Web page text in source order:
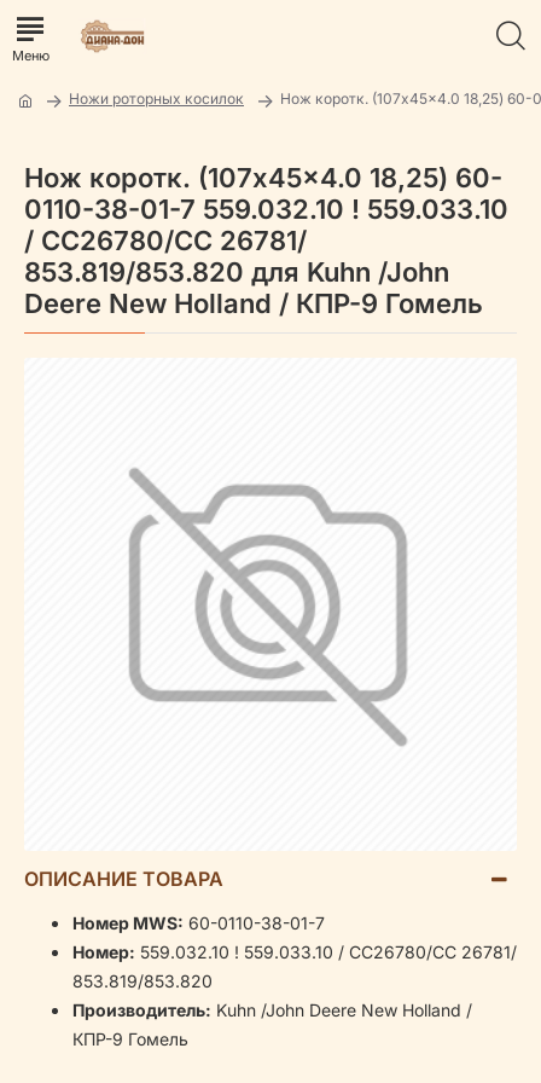
Ножи роторных косилок Нож коротк. (107x45x4.0 18,25) 60-
Нож коротк. (107x45x4.0 18,25) 60-
0110-38-01-7 559.032.10 ! 559.033.10
/ CC26780/СС 26781/
853.819/853.820 для Kuhn /John
Deere New Holland / КПР-9 Гомель
ОПИСАНИЕ ТОВАРА
Номер MWS: 60-0110-38-01-7
Номер: 559.032.10 ! 559.033.10 / CC26780/СС 26781/
853.819/853.820
Производитель: Kuhn /John Deere New Holland /
КПР-9 Гомель